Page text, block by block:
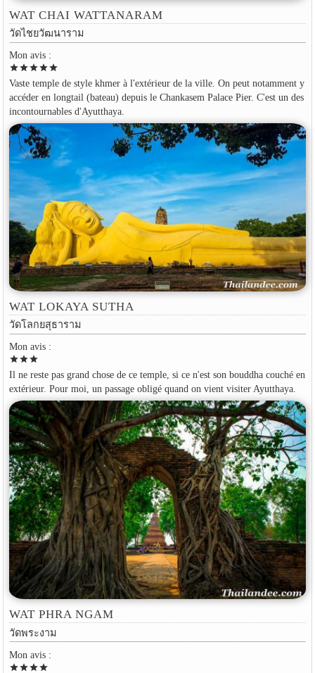
WAT CHAI WATTANARAM
วัดไชยวัฒนาราม
Mon avis :
starstarstarstarstar
Vaste temple de style khmer à l'extérieur de la ville. On peut notamment y
accéder en longtail (bateau) depuis le Chankasem Palace Pier. C'est un des
incontournables d'Ayutthaya.
WAT LOKAYA SUTHA
วัดโลกยสุธาราม
Mon avis :
starstarstar
Il ne reste pas grand chose de ce temple, si ce n'est son bouddha couché en
extérieur. Pour moi, un passage obligé quand on vient visiter Ayutthaya.
WAT PHRA NGAM
วัดพระงาม
Mon avis :
starstarstarstar